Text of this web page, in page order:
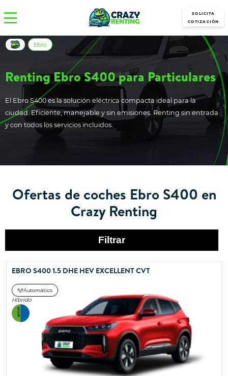
SOLICITA
COTIZACIÓN
Renting Ebro S400 para Particulares
El Ebro S400 es la solución eléctrica compacta ideal para la
ciudad. Eficiente, manejable y sin emisiones. Renting sin entrada
y con todos los servicios incluidos.
Ebro
Ofertas de coches Ebro S400 en
Crazy Renting
Filtrar
EBRO S400 1.5 DHE HEV EXCELLENT CVT
Automático
Híbrido